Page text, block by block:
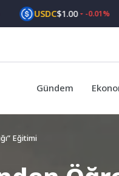
USDC$1.00 -0.01%
Gündem
Eğitimi